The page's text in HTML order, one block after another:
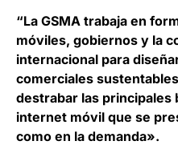
“La GSMA trabaja en
móviles, gobiernos y la
internacional para
comerciales
destrabar las principales
internet móvil que se
como en la demanda».